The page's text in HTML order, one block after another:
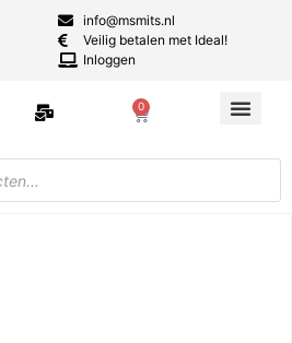
info@msmits.nl
Veilig betalen met Ideal!
Inloggen
0